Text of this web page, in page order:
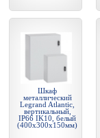
Шкаф
металлический
Legrand Atlantic,
вертикальный,
IP66 IK10, белый
(400x300x150мм)